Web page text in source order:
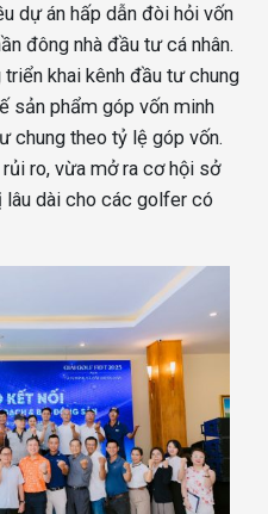
dự án hấp dẫn đòi hỏi vốn
đông nhà đầu tư cá nhân.
khai kênh đầu tư chung
sản phẩm góp vốn minh
chung theo tỷ lệ góp vốn.
ro, vừa mở ra cơ hội sở
lâu dài cho các golfer có